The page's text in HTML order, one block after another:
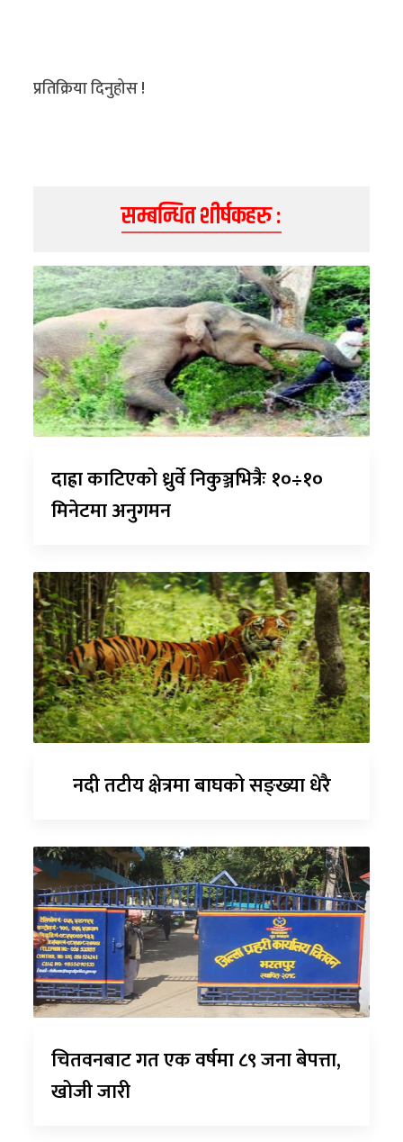
प्रतिक्रिया दिनुहोस !
सम्बन्धित शीर्षकहरु :
दाह्रा काटिएको ध्रुर्वे निकुञ्जभित्रैः १०÷१०
मिनेटमा अनुगमन
नदी तटीय क्षेत्रमा बाघको सङ्ख्या धेरै
चितवनबाट गत एक वर्षमा ८९ जना बेपत्ता,
खोजी जारी